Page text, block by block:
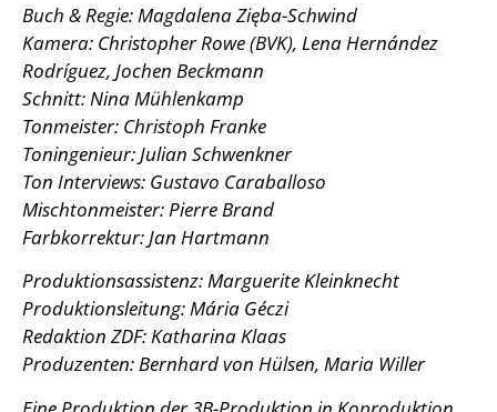
Buch & Regie: Magdalena Zięba-Schwind
Kamera: Christopher Rowe (BVK), Lena Hernández
Rodríguez, Jochen Beckmann
Schnitt: Nina Mühlenkamp
Tonmeister: Christoph Franke
Toningenieur: Julian Schwenkner
Ton Interviews: Gustavo Caraballoso
Mischtonmeister: Pierre Brand
Farbkorrektur: Jan Hartmann
Produktionsassistenz: Marguerite Kleinknecht
Produktionsleitung: Mária Géczi
Redaktion ZDF: Katharina Klaas
Produzenten: Bernhard von Hülsen, Maria Willer